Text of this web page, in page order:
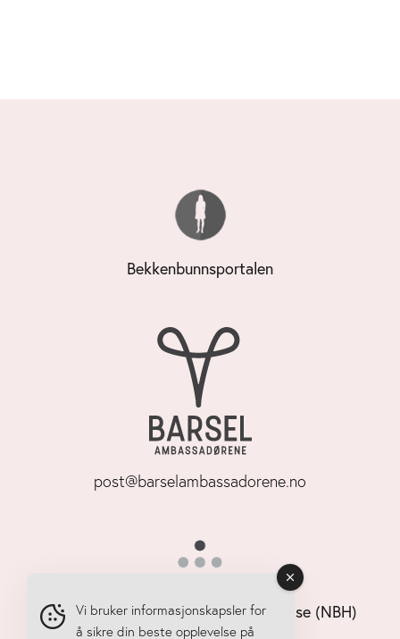
Bekkenbunnsportalen
post@barselambassadorene.no
Nasjonalt senter for bekkenbunnshelse (NBH)
Vi bruker informasjonskapsler for
å sikre din beste opplevelse på